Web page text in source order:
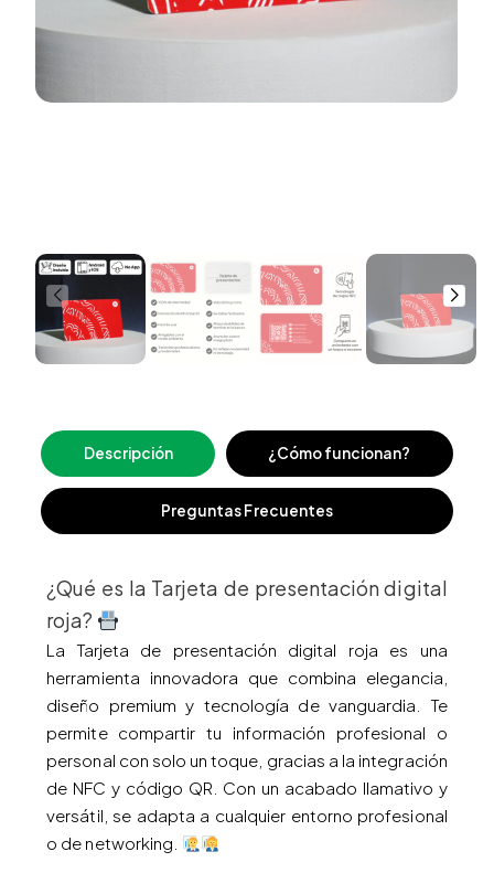
Descripción ¿Cómo funcionan?
Preguntas Frecuentes
¿Qué es la Tarjeta de presentación digital
roja?
La Tarjeta de presentación digital roja es una
herramienta innovadora que combina elegancia,
diseño premium y tecnología de vanguardia. Te
permite compartir tu información profesional o
personal con solo un toque, gracias a la integración
de NFC y código QR. Con un acabado llamativo y
versátil, se adapta a cualquier entorno profesional
o de networking.